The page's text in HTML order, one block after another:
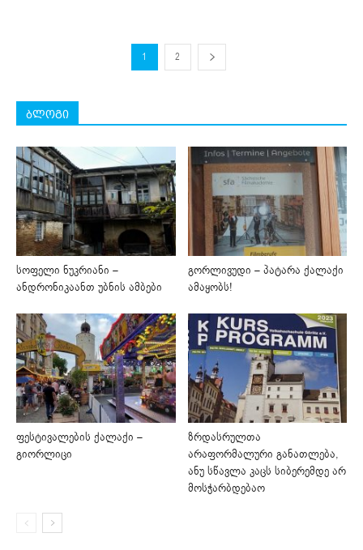
1 2
ბლოგი
სოფელი ნუკრიანი –
ანდრონიკაანთ უბნის ამბები
გორლივუდი – პატარა ქალაქი
ამაყობს!
ფესტივალების ქალაქი –
გიორლიცი
ზრდასრულთა
არაფორმალური განათლება,
ანუ სწავლა კაცს სიბერემდე არ
მოსჭარბდებაო